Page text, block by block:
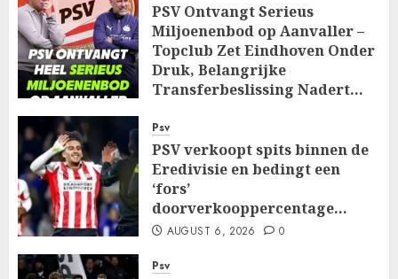
PSV Ontvangt Serieus
Miljoenenbod op Aanvaller –
Topclub Zet Eindhoven Onder
Druk, Belangrijke
Transferbeslissing Nadert…
Psv
PSV verkoopt spits binnen de
Eredivisie en bedingt een
‘fors’
doorverkooppercentage…
AUGUST 6, 2026 0
Psv